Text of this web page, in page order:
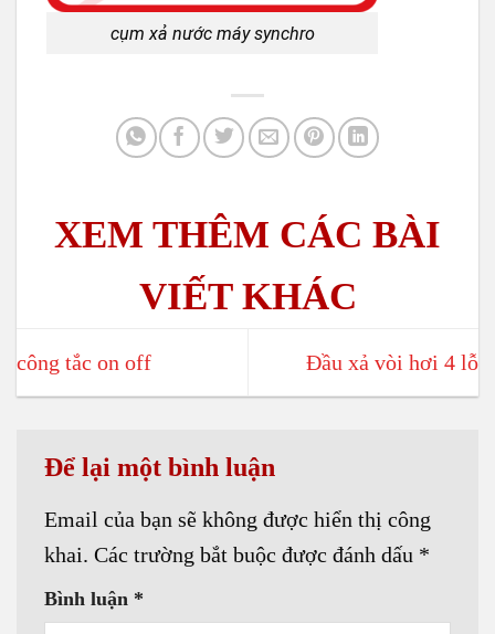
cụm xả nước máy synchro
công tắc on off Đầu xả vòi hơi 4 lỗ
Để lại một bình luận
Email của bạn sẽ không được hiển thị công
khai. Các trường bắt buộc được đánh dấu *
Bình luận *